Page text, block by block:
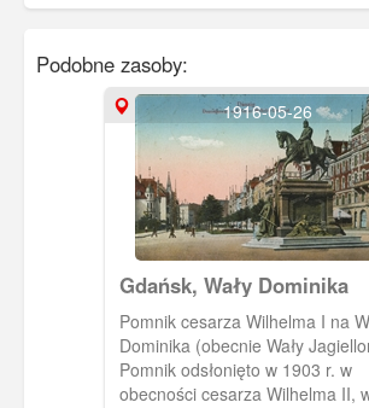
Podobne zasoby:
1916-05-26
Gdańsk, Wały Dominika
Pomnik cesarza Wilhelma I na
Dominika (obecnie Wały
Pomnik odsłonięto w 1903 r. w
obecności cesarza Wilhelma II,